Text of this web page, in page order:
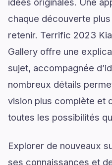
chaque découverte
retenir. Terrific 2023
Gallery offre une
sujet, accompagnée
nombreux détails
vision plus complète et
toutes les possibilités
Explorer de nouveaux
ses connaissances et